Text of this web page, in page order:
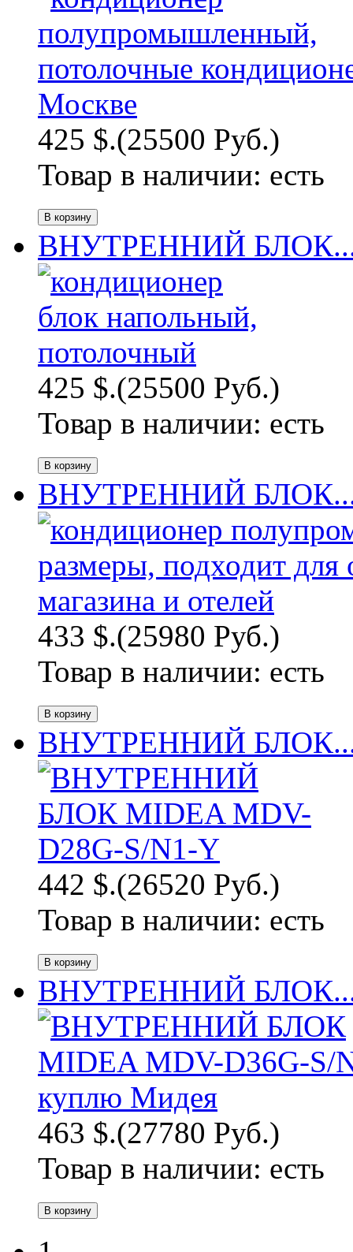
425 $.(25500 Руб.)
Товар в наличии: есть
ВНУТРЕННИЙ
425 $.(25500 Руб.)
Товар в наличии: есть
ВНУТРЕННИЙ
433 $.(25980 Руб.)
Товар в наличии: есть
ВНУТРЕННИЙ
442 $.(26520 Руб.)
Товар в наличии: есть
ВНУТРЕННИЙ
463 $.(27780 Руб.)
Товар в наличии: есть